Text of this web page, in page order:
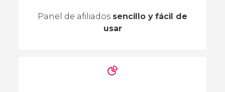
Panel de afiliados sencillo y fácil de
usar